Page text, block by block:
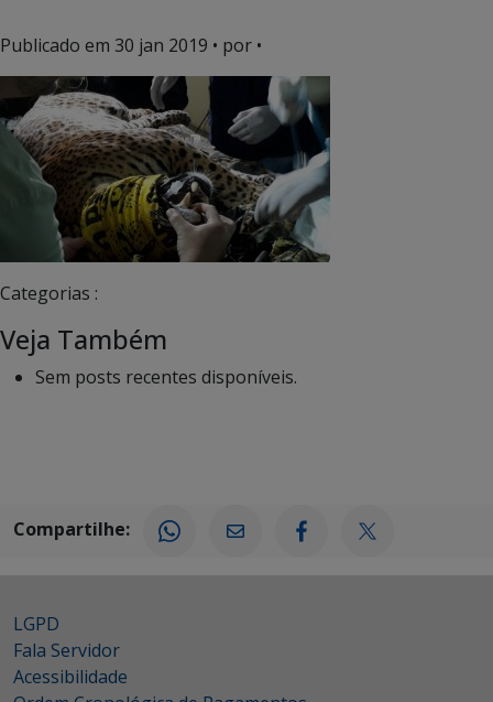
Publicado em 30 jan 2019 • por •
Categorias :
Veja Também
Sem posts recentes disponíveis.
Compartilhe:
LGPD
Fala Servidor
Acessibilidade